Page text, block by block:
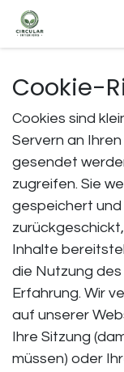
Zum Inhalt
Cookie-
Cookies sind
Servern an
gesendet
zugreifen. Sie
gespeichert
Inhalte
die Nutzung
Erfahrung. Wir
auf unserer
Ihre Sitzung
müssen) oder